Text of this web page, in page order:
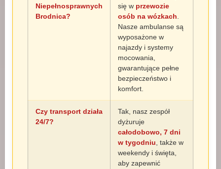
Niepełnosprawnych
Brodnica?
się w przewozie
osób na wózkach
Nasze ambulanse są
wyposażone w
najazdy i systemy
mocowania,
gwarantujące pełne
bezpieczeństwo i
komfort.
Czy transport działa
24/7?
Tak, nasz zespół
dyżuruje
całodobowo, 7 dni
w tygodniu , także w
weekendy i święta,
aby zapewnić